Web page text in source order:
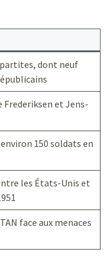
dont neuf
Frederiksen et Jens-
150 soldats en
les États-Unis et
face aux menaces